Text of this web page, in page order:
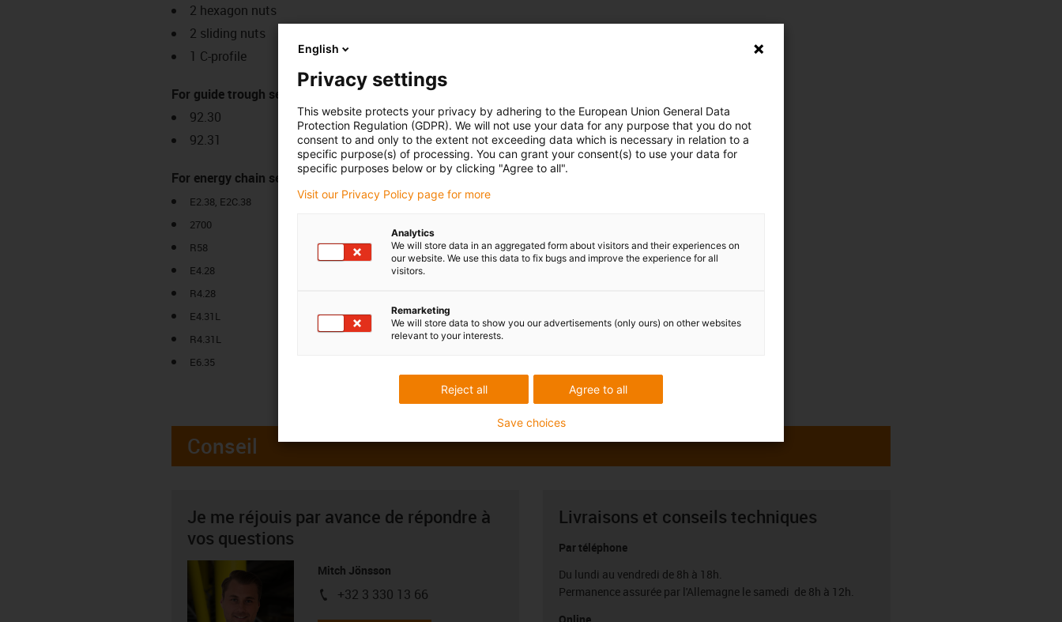
2 hexagon nuts
2 sliding nuts
1 C-profile
For guide trough series:
92.30
92.31
For energy chain series:
E2.38, E2C.38
2700
R58
E4.28
R4.28
E4.31L
R4.31L
E6.35
Conseil
Je me réjouis par avance de répondre à
vos questions
Mitch Jönsson
igus-icon-phone
+32 3 330 13 66
Livraisons et conseils techniques
Par téléphone
Du lundi au vendredi de 8h à 18h.
Permanence assurée par l'Allemagne le samedi de 8h à 12h.
Online
English
Privacy settings
This website protects your privacy by adhering to the European Union General Data
Protection Regulation (GDPR). We will not use your data for any purpose that you do not
consent to and only to the extent not exceeding data which is necessary in relation to a
specific purpose(s) of processing. You can grant your consent(s) to use your data for
specific purposes below or by clicking "Agree to all".
Visit our Privacy Policy page for more
Analytics
We will store data in an aggregated form about visitors and their experiences on
our website. We use this data to fix bugs and improve the experience for all
visitors.
Remarketing
We will store data to show you our advertisements (only ours) on other websites
relevant to your interests.
Agree to all
Reject all
Save choices